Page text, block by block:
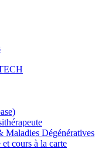
Maladies Dégénératives
cours à la carte